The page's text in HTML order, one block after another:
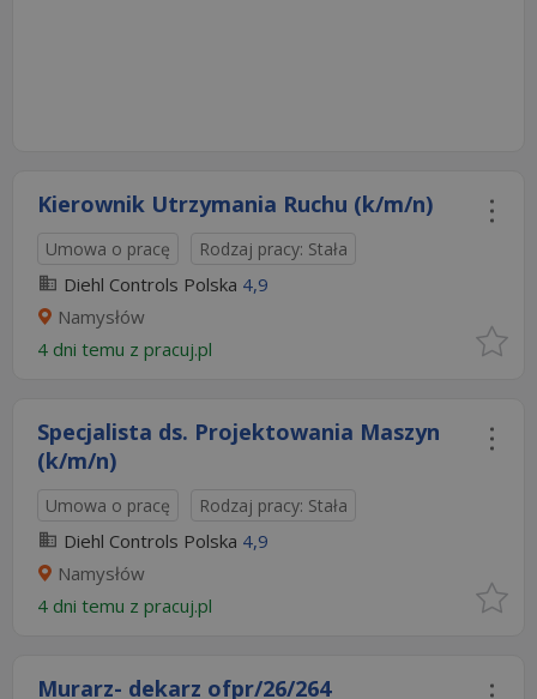
Kierownik Utrzymania Ruchu (k/m/n)
Umowa o pracę Rodzaj pracy: Stała
Diehl Controls Polska 4,9
Namysłów
4 dni temu z pracuj.pl
Specjalista ds. Projektowania Maszyn
(k/m/n)
Umowa o pracę Rodzaj pracy: Stała
Diehl Controls Polska 4,9
Namysłów
4 dni temu z pracuj.pl
Murarz- dekarz ofpr/26/264